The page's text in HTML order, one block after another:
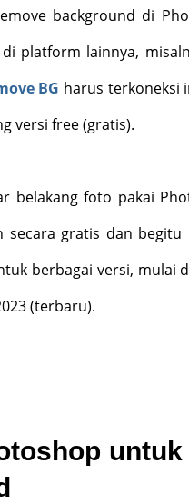
background di
platform lainnya,
BG harus terkoneksi
versi free (gratis).
belakang foto pakai
secara gratis dan
berbagai versi, mulai
(terbaru).